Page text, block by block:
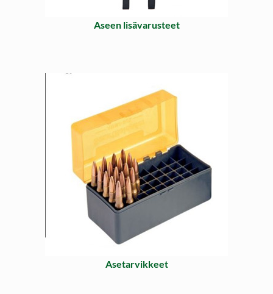
Aseen lisävarusteet
Asetarvikkeet